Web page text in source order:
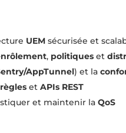
UEM sécurisée et
, politiques et
AppTunnel) et la
règles etAPIs REST
et maintenir laQoS